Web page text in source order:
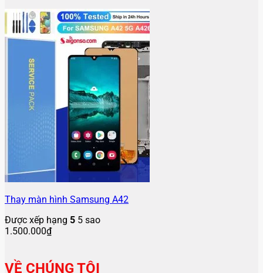
Thay màn hình Samsung A42
Được xếp hạng 5 5 sao
1.500.000₫
VỀ CHÚNG TÔI